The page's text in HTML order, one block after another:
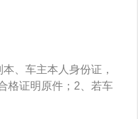
车主要技术状况，督
就近原则，在网上查询
可在登记地以外的省份
、车主本人身份证，
格证明原件；2、若车
要写明年检地是哪里